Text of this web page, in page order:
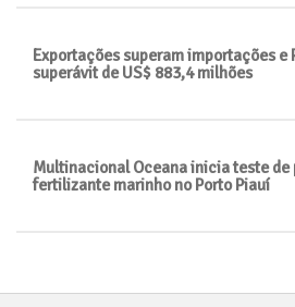
Exportações superam importações e
superávit de US$ 883,4 milhões
Multinacional Oceana inicia teste de
fertilizante marinho no Porto Piauí